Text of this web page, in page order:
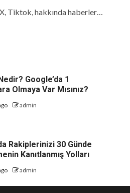
Tiktok, hakkında haberler…
Google’da 1
Olmaya Var Mısınız?
admin
Rakiplerinizi 30 Günde
Kanıtlanmış Yolları
admin